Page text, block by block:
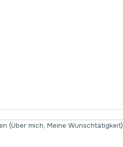
(Über mich, Meine Wunschtätigkeit)